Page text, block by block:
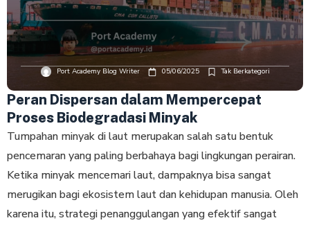
Port Academy Blog Writer 05/06/2025 Tak Berkategori
Peran Dispersan dalam Mempercepat
Proses Biodegradasi Minyak
Tumpahan minyak di laut merupakan salah satu bentuk
pencemaran yang paling berbahaya bagi lingkungan perairan.
Ketika minyak mencemari laut, dampaknya bisa sangat
merugikan bagi ekosistem laut dan kehidupan manusia. Oleh
karena itu, strategi penanggulangan yang efektif sangat